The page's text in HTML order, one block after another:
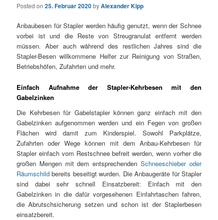
Posted on25. Februar 2020byAlexander Kipp
Anbaubesen für Stapler werden häufig genutzt, wenn der Schnee
vorbei ist und die Reste von Streugranulat entfernt werden
müssen. Aber auch während des restlichen Jahres sind die
Stapler-Besen willkommene Helfer zur Reinigung von Straßen,
Betriebshöfen, Zufahrten und mehr.
Einfach Aufnahme der Stapler-Kehrbesen mit den
Gabelzinken
Die Kehrbesen für Gabelstapler können ganz einfach mit den
Gabelzinken aufgenommen werden und ein Fegen von großen
Flächen wird damit zum Kinderspiel. Sowohl Parkplätze,
Zufahrten oder Wege können mit dem Anbau-Kehrbesen für
Stapler einfach vom Restschnee befreit werden, wenn vorher die
großen Mengen mit dem entsprechendenSchneeschieber oder
Räumschild bereits beseitigt wurden. Die Anbaugeräte für Stapler
sind dabei sehr schnell Einsatzbereit: Einfach mit den
Gabelzinken in die dafür vorgesehenen Einfahrtaschen fahren,
die Abrutschsicherung setzen und schon ist der Staplerbesen
einsatzbereit.